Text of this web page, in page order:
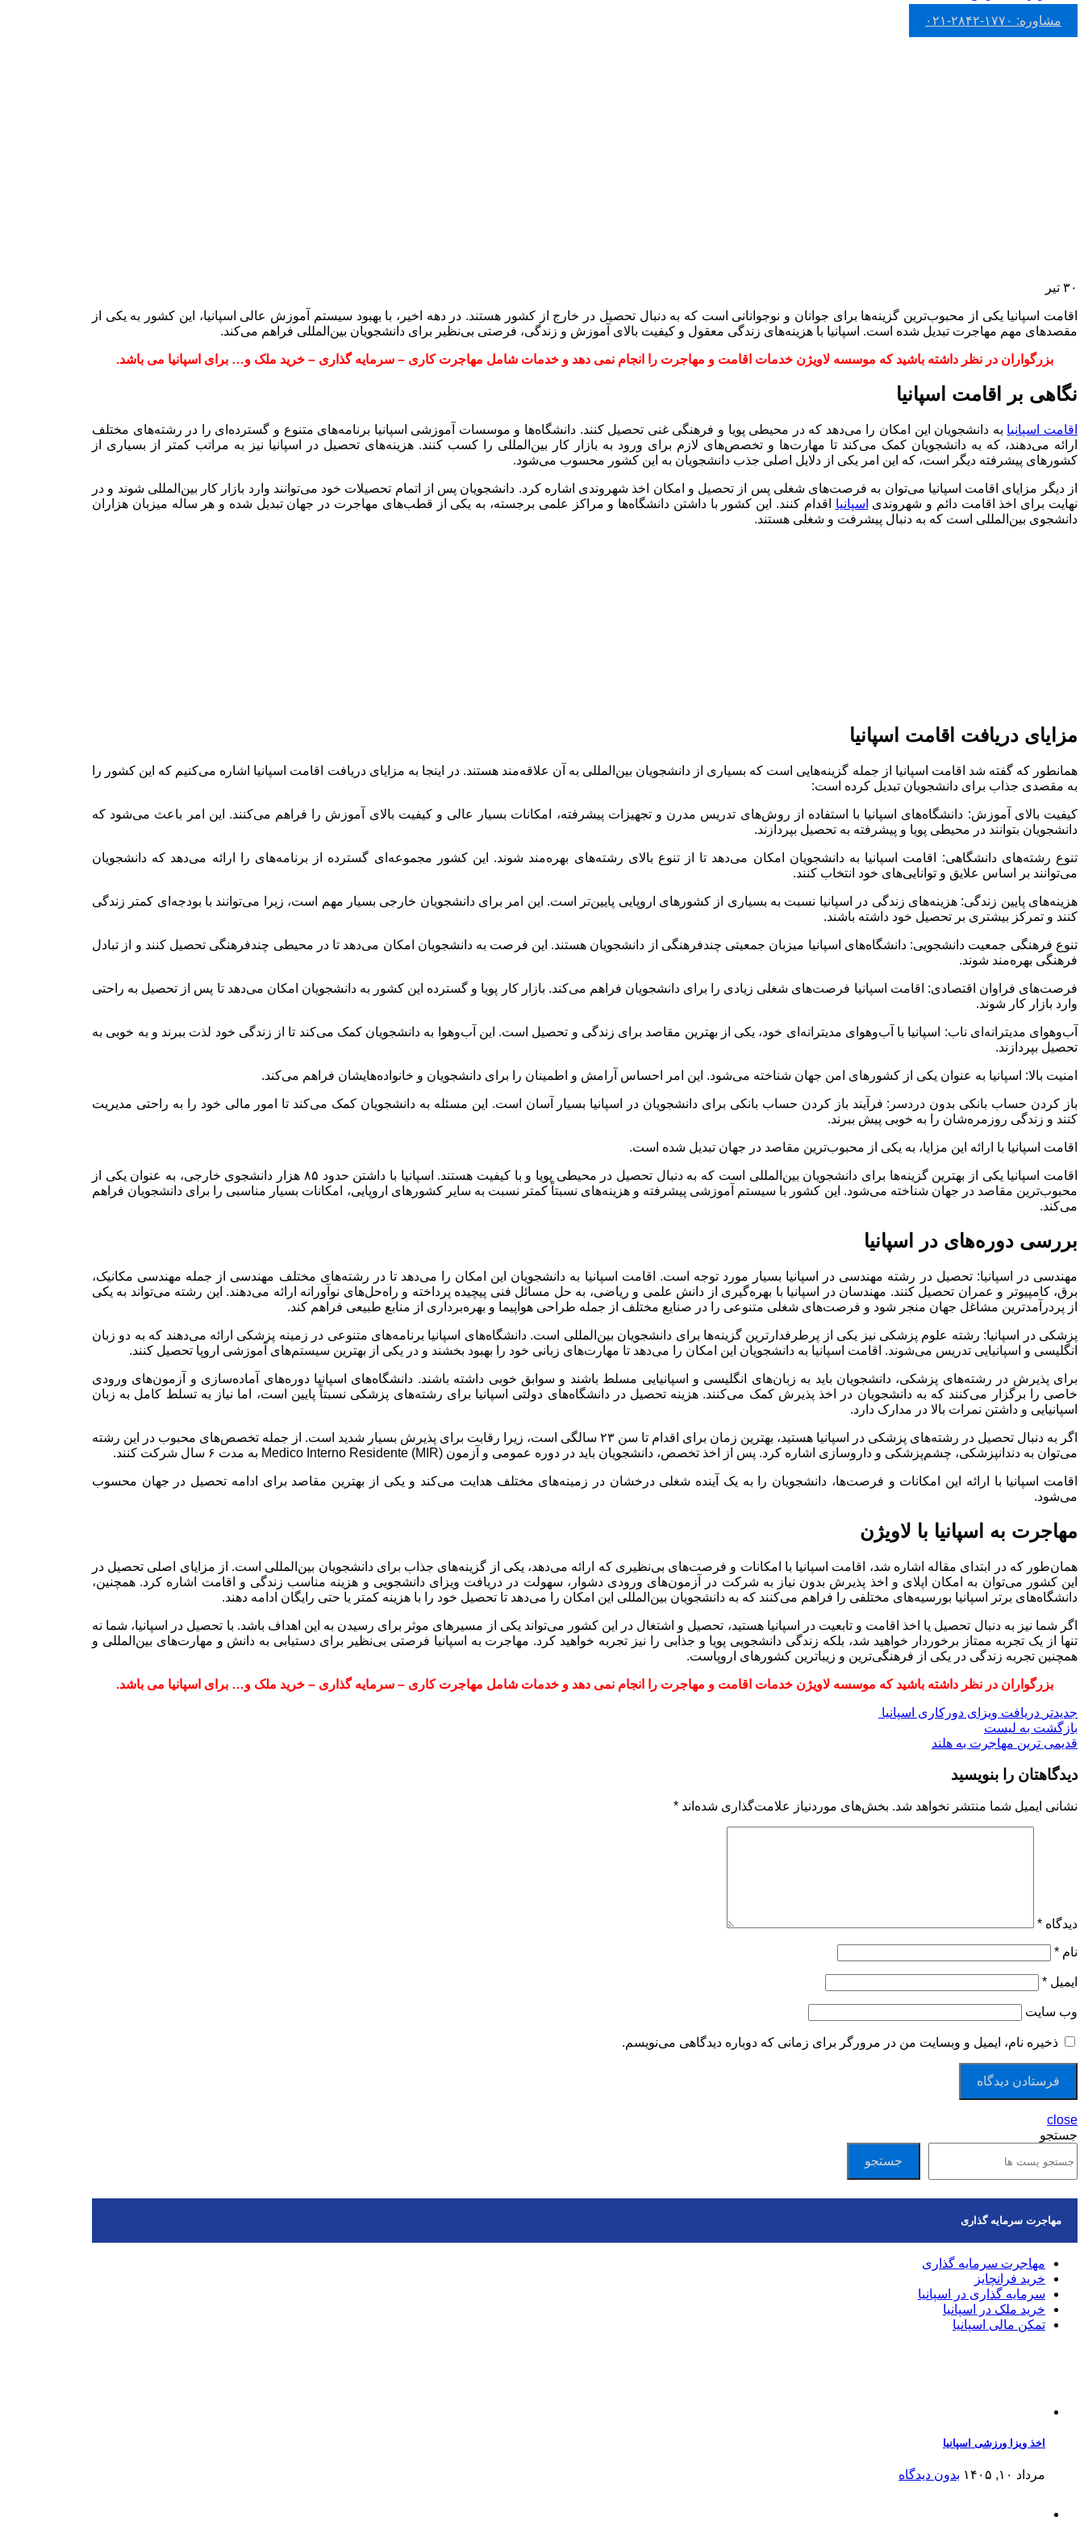
ثبت شرکت در اسپانیا
اقامت دورکاری اسپانیا
مشاوره: ۱۷۷۰-۲۸۴۲-۰۲۱
۳۰ تیر
اقامت اسپانیا یکی از محبوب‌ترین گزینه‌ها برای جوانان و نوجوانانی است که به دنبال تحصیل در خارج از کشور هستند. در دهه اخیر، با بهبود سیستم آموزش عالی اسپانیا، این کشور به یکی از
مقصدهای مهم مهاجرت تبدیل شده است. اسپانیا با هزینه‌های زندگی معقول و کیفیت بالای آموزش و زندگی، فرصتی بی‌نظیر برای دانشجویان بین‌المللی فراهم می‌کند.
بزرگواران در نظر داشته باشید که موسسه لاویژن خدمات اقامت و مهاجرت را انجام نمی دهد و خدمات شامل مهاجرت کاری – سرمایه گذاری – خرید ملک و… برای اسپانیا می باشد.
نگاهی بر اقامت اسپانیا
اقامت اسپانیا به دانشجویان این امکان را می‌دهد که در محیطی پویا و فرهنگی غنی تحصیل کنند. دانشگاه‌ها و موسسات آموزشی اسپانیا برنامه‌های متنوع و گسترده‌ای را در رشته‌های مختلف
ارائه می‌دهند، که به دانشجویان کمک می‌کند تا مهارت‌ها و تخصص‌های لازم برای ورود به بازار کار بین‌المللی را کسب کنند. هزینه‌های تحصیل در اسپانیا نیز به مراتب کمتر از بسیاری از
کشورهای پیشرفته دیگر است، که این امر یکی از دلایل اصلی جذب دانشجویان به این کشور محسوب می‌شود.
از دیگر مزایای اقامت اسپانیا می‌توان به فرصت‌های شغلی پس از تحصیل و امکان اخذ شهروندی اشاره کرد. دانشجویان پس از اتمام تحصیلات خود می‌توانند وارد بازار کار بین‌المللی شوند و در
نهایت برای اخذ اقامت دائم و شهروندی اسپانیا اقدام کنند. این کشور با داشتن دانشگاه‌ها و مراکز علمی برجسته، به یکی از قطب‌های مهاجرت در جهان تبدیل شده و هر ساله میزبان هزاران
دانشجوی بین‌المللی است که به دنبال پیشرفت و شغلی هستند.
مزایای دریافت اقامت اسپانیا
همانطور که گفته شد اقامت اسپانیا از جمله گزینه‌هایی است که بسیاری از دانشجویان بین‌المللی به آن علاقه‌مند هستند. در اینجا به مزایای دریافت اقامت اسپانیا اشاره می‌کنیم که این کشور را
به مقصدی جذاب برای دانشجویان تبدیل کرده است:
کیفیت بالای آموزش: دانشگاه‌های اسپانیا با استفاده از روش‌های تدریس مدرن و تجهیزات پیشرفته، امکانات بسیار عالی و کیفیت بالای آموزش را فراهم می‌کنند. این امر باعث می‌شود که
دانشجویان بتوانند در محیطی پویا و پیشرفته به تحصیل بپردازند.
تنوع رشته‌های دانشگاهی: اقامت اسپانیا به دانشجویان امکان می‌دهد تا از تنوع بالای رشته‌های بهره‌مند شوند. این کشور مجموعه‌ای گسترده از برنامه‌های را ارائه می‌دهد که دانشجویان
می‌توانند بر اساس علایق و توانایی‌های خود انتخاب کنند.
هزینه‌های پایین زندگی: هزینه‌های زندگی در اسپانیا نسبت به بسیاری از کشورهای اروپایی پایین‌تر است. این امر برای دانشجویان خارجی بسیار مهم است، زیرا می‌توانند با بودجه‌ای کمتر زندگی
کنند و تمرکز بیشتری بر تحصیل خود داشته باشند.
تنوع فرهنگی جمعیت دانشجویی: دانشگاه‌های اسپانیا میزبان جمعیتی چندفرهنگی از دانشجویان هستند. این فرصت به دانشجویان امکان می‌دهد تا در محیطی چندفرهنگی تحصیل کنند و از تبادل
فرهنگی بهره‌مند شوند.
فرصت‌های فراوان اقتصادی: اقامت اسپانیا فرصت‌های شغلی زیادی را برای دانشجویان فراهم می‌کند. بازار کار پویا و گسترده این کشور به دانشجویان امکان می‌دهد تا پس از تحصیل به راحتی
وارد بازار کار شوند.
آب‌وهوای مدیترانه‌ای ناب: اسپانیا با آب‌وهوای مدیترانه‌ای خود، یکی از بهترین مقاصد برای زندگی و تحصیل است. این آب‌وهوا به دانشجویان کمک می‌کند تا از زندگی خود لذت ببرند و به خوبی به
تحصیل بپردازند.
امنیت بالا: اسپانیا به عنوان یکی از کشورهای امن جهان شناخته می‌شود. این امر احساس آرامش و اطمینان را برای دانشجویان و خانواده‌هایشان فراهم می‌کند.
باز کردن حساب بانکی بدون دردسر: فرآیند باز کردن حساب بانکی برای دانشجویان در اسپانیا بسیار آسان است. این مسئله به دانشجویان کمک می‌کند تا امور مالی خود را به راحتی مدیریت
کنند و زندگی روزمره‌شان را به خوبی پیش ببرند.
اقامت اسپانیا با ارائه این مزایا، به یکی از محبوب‌ترین مقاصد در جهان تبدیل شده است.
اقامت اسپانیا یکی از بهترین گزینه‌ها برای دانشجویان بین‌المللی است که به دنبال تحصیل در محیطی پویا و با کیفیت هستند. اسپانیا با داشتن حدود ۸۵ هزار دانشجوی خارجی، به عنوان یکی از
محبوب‌ترین مقاصد در جهان شناخته می‌شود. این کشور با سیستم آموزشی پیشرفته و هزینه‌های نسبتاً کمتر نسبت به سایر کشورهای اروپایی، امکانات بسیار مناسبی را برای دانشجویان فراهم
می‌کند.
بررسی دوره‌های در اسپانیا
مهندسی در اسپانیا: تحصیل در رشته مهندسی در اسپانیا بسیار مورد توجه است. اقامت اسپانیا به دانشجویان این امکان را می‌دهد تا در رشته‌های مختلف مهندسی از جمله مهندسی مکانیک،
برق، کامپیوتر و عمران تحصیل کنند. مهندسان در اسپانیا با بهره‌گیری از دانش علمی و ریاضی، به حل مسائل فنی پیچیده پرداخته و راه‌حل‌های نوآورانه ارائه می‌دهند. این رشته می‌تواند به یکی
از پردرآمدترین مشاغل جهان منجر شود و فرصت‌های شغلی متنوعی را در صنایع مختلف از جمله طراحی هواپیما و بهره‌برداری از منابع طبیعی فراهم کند.
پزشکی در اسپانیا: رشته علوم پزشکی نیز یکی از پرطرفدارترین گزینه‌ها برای دانشجویان بین‌المللی است. دانشگاه‌های اسپانیا برنامه‌های متنوعی در زمینه پزشکی ارائه می‌دهند که به دو زبان
انگلیسی و اسپانیایی تدریس می‌شوند. اقامت اسپانیا به دانشجویان این امکان را می‌دهد تا مهارت‌های زبانی خود را بهبود بخشند و در یکی از بهترین سیستم‌های آموزشی اروپا تحصیل کنند.
برای پذیرش در رشته‌های پزشکی، دانشجویان باید به زبان‌های انگلیسی و اسپانیایی مسلط باشند و سوابق خوبی داشته باشند. دانشگاه‌های اسپانیا دوره‌های آماده‌سازی و آزمون‌های ورودی
خاصی را برگزار می‌کنند که به دانشجویان در اخذ پذیرش کمک می‌کنند. هزینه تحصیل در دانشگاه‌های دولتی اسپانیا برای رشته‌های پزشکی نسبتاً پایین است، اما نیاز به تسلط کامل به زبان
اسپانیایی و داشتن نمرات بالا در مدارک دارد.
اگر به دنبال تحصیل در رشته‌های پزشکی در اسپانیا هستید، بهترین زمان برای اقدام تا سن ۲۳ سالگی است، زیرا رقابت برای پذیرش بسیار شدید است. از جمله تخصص‌های محبوب در این رشته
می‌توان به دندانپزشکی، چشم‌پزشکی و داروسازی اشاره کرد. پس از اخذ تخصص، دانشجویان باید در دوره عمومی و آزمون Medico Interno Residente (MIR) به مدت ۶ سال شرکت کنند.
اقامت اسپانیا با ارائه این امکانات و فرصت‌ها، دانشجویان را به یک آینده شغلی درخشان در زمینه‌های مختلف هدایت می‌کند و یکی از بهترین مقاصد برای ادامه تحصیل در جهان محسوب
می‌شود.
مهاجرت به اسپانیا با لاویژن
همان‌طور که در ابتدای مقاله اشاره شد، اقامت اسپانیا با امکانات و فرصت‌های بی‌نظیری که ارائه می‌دهد، یکی از گزینه‌های جذاب برای دانشجویان بین‌المللی است. از مزایای اصلی تحصیل در
این کشور می‌توان به امکان اپلای و اخذ پذیرش بدون نیاز به شرکت در آزمون‌های ورودی دشوار، سهولت در دریافت ویزای دانشجویی و هزینه مناسب زندگی و اقامت اشاره کرد. همچنین،
دانشگاه‌های برتر اسپانیا بورسیه‌های مختلفی را فراهم می‌کنند که به دانشجویان بین‌المللی این امکان را می‌دهد تا تحصیل خود را با هزینه کمتر یا حتی رایگان ادامه دهند.
اگر شما نیز به دنبال تحصیل یا اخذ اقامت و تابعیت در اسپانیا هستید، تحصیل و اشتغال در این کشور می‌تواند یکی از مسیرهای موثر برای رسیدن به این اهداف باشد. با تحصیل در اسپانیا، شما نه
تنها از یک تجربه ممتاز برخوردار خواهید شد، بلکه زندگی دانشجویی پویا و جذابی را نیز تجربه خواهید کرد. مهاجرت به اسپانیا فرصتی بی‌نظیر برای دستیابی به دانش و مهارت‌های بین‌المللی و
همچنین تجربه زندگی در یکی از فرهنگی‌ترین و زیباترین کشورهای اروپاست.
بزرگواران در نظر داشته باشید که موسسه لاویژن خدمات اقامت و مهاجرت را انجام نمی دهد و خدمات شامل مهاجرت کاری – سرمایه گذاری – خرید ملک و… برای اسپانیا می باشد.
جدیدتر دریافت ویزای دورکاری اسپانیا
بازگشت به لیست
قدیمی ترین مهاجرت به هلند
دیدگاهتان را بنویسید
نشانی ایمیل شما منتشر نخواهد شد. بخش‌های موردنیاز علامت‌گذاری شده‌اند *
دیدگاه *
نام *
ایمیل *
وب‌ سایت
ذخیره نام، ایمیل و وبسایت من در مرورگر برای زمانی که دوباره دیدگاهی می‌نویسم.
close
جستجو
جستجو
مهاجرت سرمایه گذاری
مهاجرت سرمایه گذاری
خرید فرانچایز
سرمایه گذاری در اسپانیا
خرید ملک در اسپانیا
تمکن مالی اسپانیا
اخذ ویزا ورزشی اسپانیا
مرداد ۱۰, ۱۴۰۵ بدون دیدگاه